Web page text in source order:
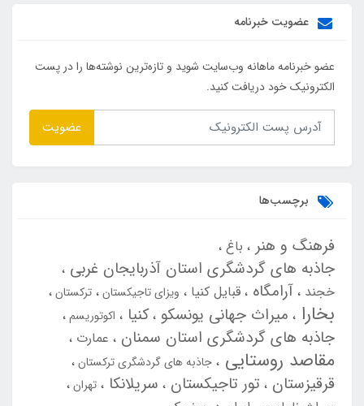
عضویت خبرنامه
عضو خبرنامه ماهانه وب‌سایت شوید و تازه‌ترین نوشته‌ها را در پست
الکترونیک خود دریافت کنید.
عضویت
برچسب‌ها
فرهنگ و هنر باغ
جاذبه های گردشگری استان آذربایجان غربی
خجند آرامگاه قبایل کنیا ویزای تاجیکستان ترکستان
بخارا میراث جهانی یونسکو کنیا اکوتوریسم
جاذبه های گردشگری استان سمنان عمارت
مقاصد روستایی جاذبه های گردشگری ترکستان
قرقیزستان تور تاجیکستان سریلانکا تهران